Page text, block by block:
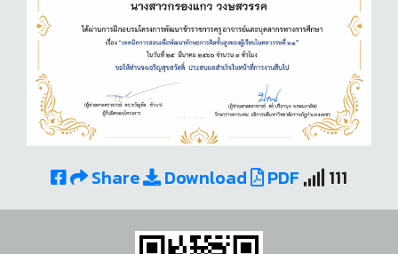
Share Download PDF 111